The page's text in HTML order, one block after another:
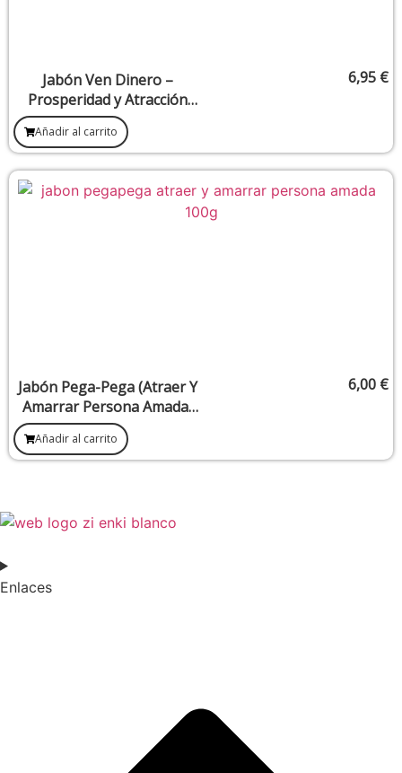
Jabón Ven Dinero –
Prosperidad y Atracción
Económica
6,95 €
Añadir al carrito
Jabón Pega-Pega (Atraer Y
Amarrar Persona Amada)
100G.
6,00 €
Añadir al carrito
Enlaces